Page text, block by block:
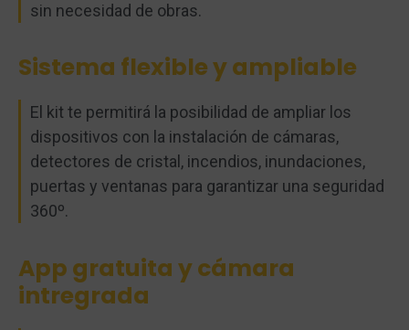
sin necesidad de obras.
Sistema flexible y ampliable
El kit te permitirá la posibilidad de ampliar los
dispositivos con la instalación de cámaras,
detectores de cristal, incendios, inundaciones,
puertas y ventanas para garantizar una seguridad
360º.
App gratuita y cámara
intregrada